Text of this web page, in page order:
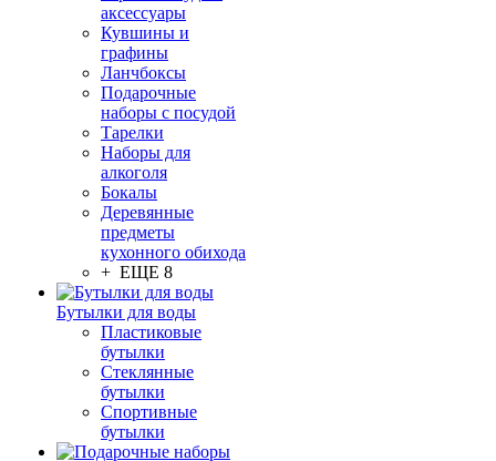
аксессуары
Кувшины и
графины
Ланчбоксы
Подарочные
наборы с посудой
Тарелки
Наборы для
алкоголя
Бокалы
Деревянные
предметы
кухонного обихода
+ ЕЩЕ 8
Бутылки для воды
Пластиковые
бутылки
Стеклянные
бутылки
Спортивные
бутылки